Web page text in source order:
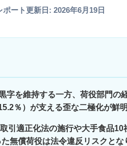
ポート更新日: 2026年6月19日
字を維持する一方、荷役部門の
％）が支える歪な二極化が鮮明
引適正化法の施行や大手食品
無償荷役は法令違反リスクと